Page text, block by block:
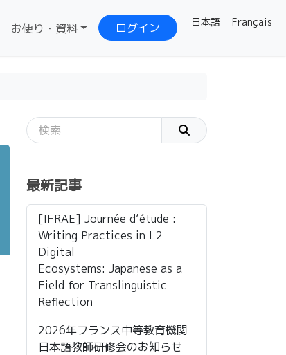
お便り・資料 ログイン Français
日本語
最新記事
[IFRAE] Journée d’étude :
Writing Practices in L2
Digital
Ecosystems: Japanese as a
Field for Translinguistic
Reflection
2026年フランス中等教育機関
日本語教師研修会のお知らせ